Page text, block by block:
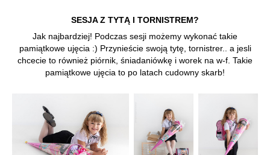
SESJA Z TYTĄ I TORNISTREM?
Jak najbardziej! Podczas sesji możemy wykonać takie
pamiątkowe ujęcia :) Przynieście swoją tytę, tornistrer.. a jesli
chcecie to również piórnik, śniadaniówkę i worek na w-f. Takie
pamiątkowe ujęcia to po latach cudowny skarb!